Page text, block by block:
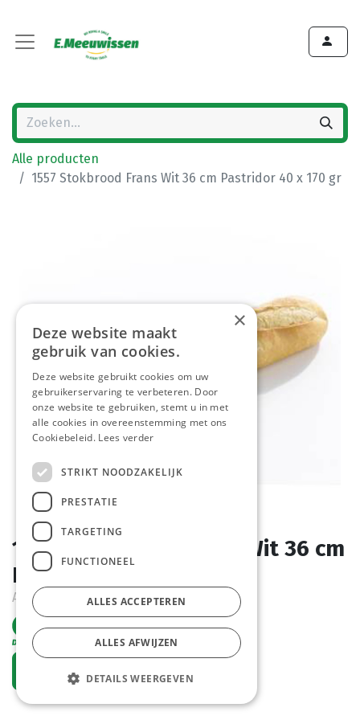
Alle producten
1557 Stokbrood Frans Wit 36 cm Pastridor 40 x 170 gr
1557 Stokbrood Frans Wit 36 cm
Pastridor 40 x 170 gr
Actief
Vraag een account aan
×
Deze website maakt
gebruik van cookies.
Deze website gebruikt cookies om uw
gebruikerservaring te verbeteren. Door
onze website te gebruiken, stemt u in met
alle cookies in overeenstemming met ons
Cookiebeleid. Lees verder
STRIKT NOODZAKELIJK
PRESTATIE
TARGETING
FUNCTIONEEL
ALLES ACCEPTEREN
ALLES AFWIJZEN
DETAILS WEERGEVEN